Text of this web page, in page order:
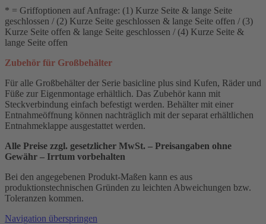
* = Griffoptionen auf Anfrage: (1) Kurze Seite & lange Seite
geschlossen / (2) Kurze Seite geschlossen & lange Seite offen / (3)
Kurze Seite offen & lange Seite geschlossen / (4) Kurze Seite &
lange Seite offen
Zubehör für Großbehälter
Für alle Großbehälter der Serie basicline plus sind Kufen, Räder und
Füße zur Eigenmontage erhältlich. Das Zubehör kann mit
Steckverbindung einfach befestigt werden. Behälter mit einer
Entnahmeöffnung können nachträglich mit der separat erhältlichen
Entnahmeklappe ausgestattet werden.
Alle Preise zzgl. gesetzlicher MwSt. – Preisangaben ohne
Gewähr – Irrtum vorbehalten
Bei den angegebenen Produkt-Maßen kann es aus
produktionstechnischen Gründen zu leichten Abweichungen bzw.
Toleranzen kommen.
Navigation überspringen